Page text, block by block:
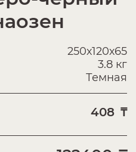
250х120х65
3.8 кг
Темная
408 ₸